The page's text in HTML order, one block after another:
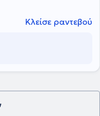
Κλείσε ραντεβού